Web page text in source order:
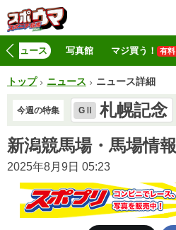
ニュース 写真館 マジ買う！ 有料
トップ ニュース ニュース詳細
今週の特集 GⅡ 札幌記念
新潟競馬場・馬場情報
2025年8月9日 05:23